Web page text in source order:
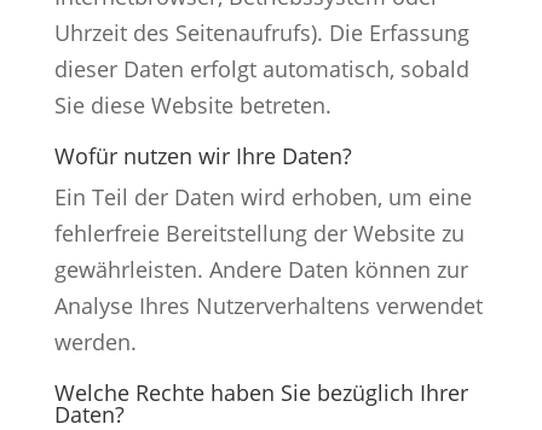
Uhrzeit des Seitenaufrufs). Die Erfassung
dieser Daten erfolgt automatisch, sobald
Sie diese Website betreten.
Wofür nutzen wir Ihre Daten?
Ein Teil der Daten wird erhoben, um eine
fehlerfreie Bereitstellung der Website zu
gewährleisten. Andere Daten können zur
Analyse Ihres Nutzerverhaltens verwendet
werden.
Welche Rechte haben Sie bezüglich Ihrer
Daten?